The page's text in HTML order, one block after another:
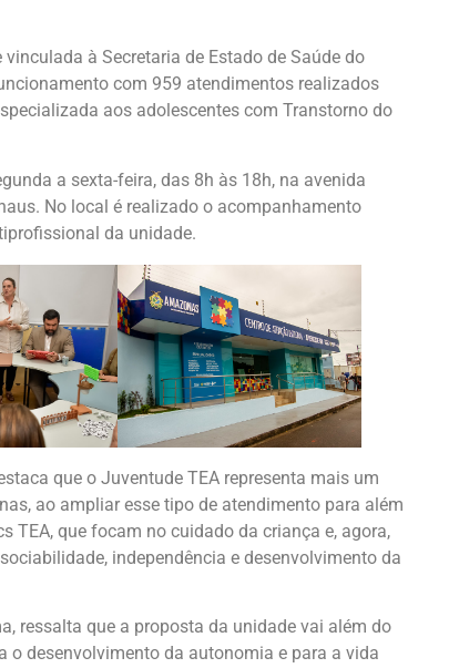
à Secretaria de Estado de Saúde do
com 959 atendimentos realizados
aos adolescentes com Transtorno do
a sexta-feira, das 8h às 18h, na avenida
No local é realizado o acompanhamento
da unidade.
que o Juventude TEA representa mais um
ao ampliar esse tipo de atendimento para além
TEA, que focam no cuidado da criança e, agora,
independência e desenvolvimento da
ressalta que a proposta da unidade vai além do
o desenvolvimento da autonomia e para a vida